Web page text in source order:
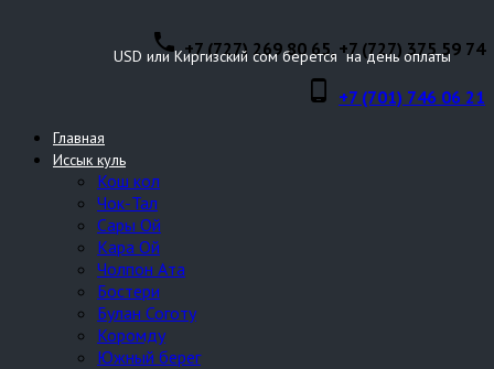
USD или Киргизский сом берется на день оплаты
phone +7 (727) 269 80 65, +7 (727) 375 59 74
phone_android +7 (701) 746 06 21
Главная
Иссык куль
Кош кол
Чок-Тал
Сары Ой
Кара Ой
Чолпон Ата
Бостери
Булан Соготу
Коромду
Южный берег